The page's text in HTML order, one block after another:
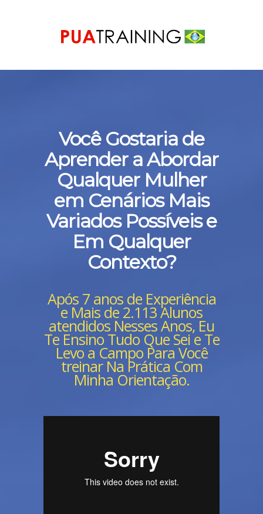
Você Gostaria de
Aprender a Abordar
Qualquer Mulher
em Cenários Mais
Variados Possíveis e
Em Qualquer
Contexto?
Após 7 anos de Experiência
e Mais de 2.113 Alunos
atendidos Nesses Anos, Eu
Te Ensino Tudo Que Sei e Te
Levo a Campo Para Você
treinar Na Prática Com
Minha Orientação.